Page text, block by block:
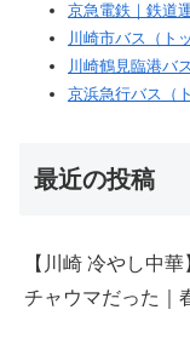
京急電鉄｜鉄道
川崎市バス（ト
川崎鶴見臨港バ
京浜急行バス（
最近の投稿
【川崎 冷やし中
チャウマだった｜